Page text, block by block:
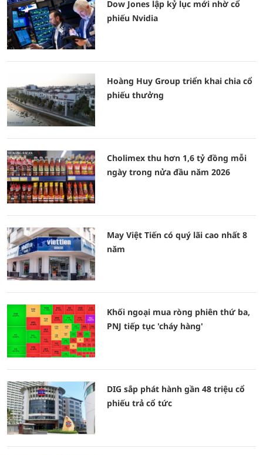
Dow Jones lập kỷ lục mới nhờ cổ
phiếu Nvidia
Hoàng Huy Group triển khai chia cổ
phiếu thưởng
Cholimex thu hơn 1,6 tỷ đồng mỗi
ngày trong nửa đầu năm 2026
May Việt Tiến có quý lãi cao nhất 8
năm
Khối ngoại mua ròng phiên thứ ba,
PNJ tiếp tục 'cháy hàng'
DIG sắp phát hành gần 48 triệu cổ
phiếu trả cổ tức